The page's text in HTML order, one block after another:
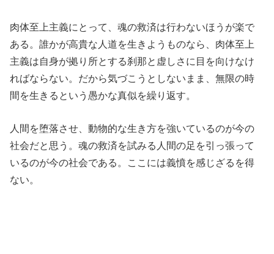
肉体至上主義にとって、魂の救済は行わないほうが楽で
ある。誰かが高貴な人道を生きようものなら、肉体至上
主義は自身が拠り所とする刹那と虚しさに目を向けなけ
ればならない。だから気づこうとしないまま、無限の時
間を生きるという愚かな真似を繰り返す。
人間を堕落させ、動物的な生き方を強いているのが今の
社会だと思う。魂の救済を試みる人間の足を引っ張って
いるのが今の社会である。ここには義憤を感じざるを得
ない。